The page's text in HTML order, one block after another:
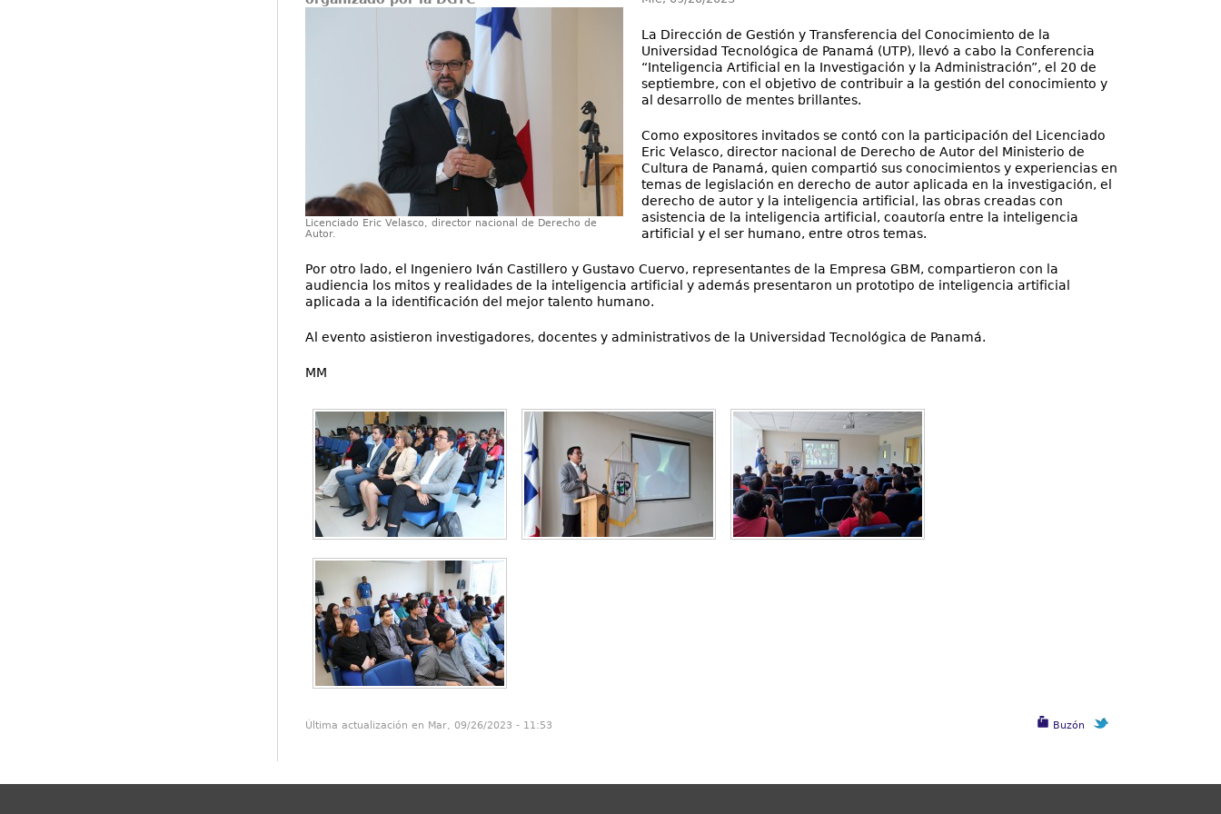
Licenciado Eric Velasco, director nacional de Derecho de
Autor.
La Dirección de Gestión y Transferencia del Conocimiento de la
Universidad Tecnológica de Panamá (UTP), llevó a cabo la Conferencia
“Inteligencia Artificial en la Investigación y la Administración”, el 20 de
septiembre, con el objetivo de contribuir a la gestión del conocimiento y
al desarrollo de mentes brillantes.
Como expositores invitados se contó con la participación del Licenciado
Eric Velasco, director nacional de Derecho de Autor del Ministerio de
Cultura de Panamá, quien compartió sus conocimientos y experiencias en
temas de legislación en derecho de autor aplicada en la investigación, el
derecho de autor y la inteligencia artificial, las obras creadas con
asistencia de la inteligencia artificial, coautoría entre la inteligencia
artificial y el ser humano, entre otros temas.
Por otro lado, el Ingeniero Iván Castillero y Gustavo Cuervo, representantes de la Empresa GBM, compartieron con la
audiencia los mitos y realidades de la inteligencia artificial y además presentaron un prototipo de inteligencia artificial
aplicada a la identificación del mejor talento humano.
Al evento asistieron investigadores, docentes y administrativos de la Universidad Tecnológica de Panamá.
MM
Buzón
Última actualización en Mar, 09/26/2023 - 11:53